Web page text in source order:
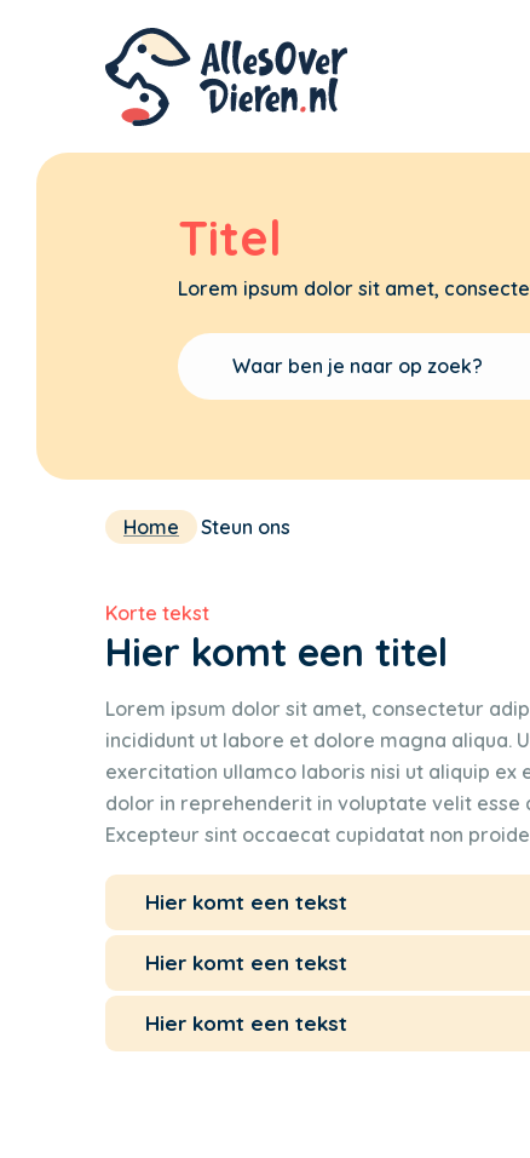
Titel
Lorem ipsum dolor sit amet,
Home Steun ons
Korte tekst
Hier komt een titel
Lorem ipsum dolor sit amet, consectetur
incididunt ut labore et dolore magna aliqua.
exercitation ullamco laboris nisi ut aliquip ex
dolor in reprehenderit in voluptate velit
Excepteur sint occaecat cupidatat non
Hier komt een tekst
Hier komt een tekst
Hier komt een tekst